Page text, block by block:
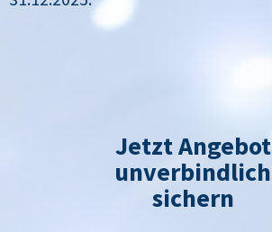
Jetzt Angebot
unverbindlich
sichern